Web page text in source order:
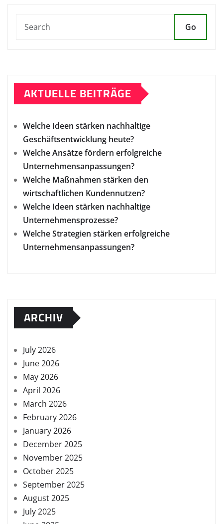
Go
AKTUELLE BEITRÄGE
Welche Ideen stärken nachhaltige
Geschäftsentwicklung heute?
Welche Ansätze fördern erfolgreiche
Unternehmensanpassungen?
Welche Maßnahmen stärken den
wirtschaftlichen Kundennutzen?
Welche Ideen stärken nachhaltige
Unternehmensprozesse?
Welche Strategien stärken erfolgreiche
Unternehmensanpassungen?
ARCHIV
July 2026
June 2026
May 2026
April 2026
March 2026
February 2026
January 2026
December 2025
November 2025
October 2025
September 2025
August 2025
July 2025